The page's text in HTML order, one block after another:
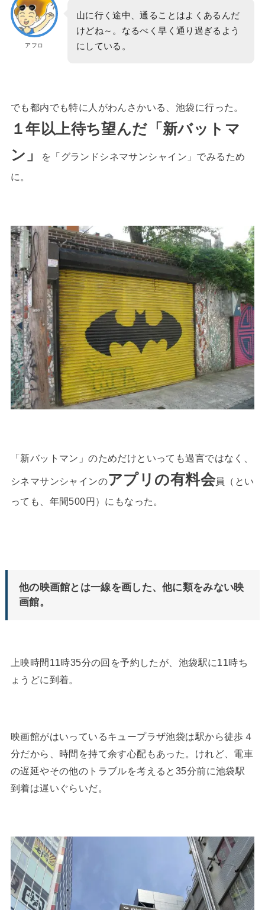
アフロ
山に行く途中、通ることはよくあるんだ
けどね～。なるべく早く通り過ぎるよう
にしている。
でも都内でも特に人がわんさかいる、池袋に行った。
１年以上待ち望んだ「新バットマ
ン」
を「グランドシネマサンシャイン」でみるため
に。
「新バットマン」のためだけといっても過言ではなく、
シネマサンシャインのアプリの有料会員（とい
っても、年間500円）にもなった。
他の映画館とは一線を画した、他に類をみない映
画館。
上映時間11時35分の回を予約したが、池袋駅に11時ち
ょうどに到着。
映画館がはいっているキュープラザ池袋は駅から徒歩４
分だから、時間を持て余す心配もあった。けれど、電車
の遅延やその他のトラブルを考えると35分前に池袋駅
到着は遅いぐらいだ。